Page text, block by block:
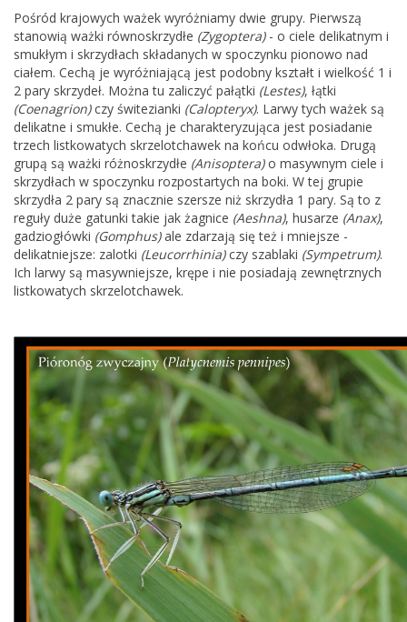
Pośród krajowych ważek wyróżniamy dwie grupy. Pierwszą
stanowią ważki równoskrzydłe (Zygoptera)- o ciele delikatnym i
smukłym i skrzydłach składanych w spoczynku pionowo nad
ciałem. Cechą je wyróżniającą jest podobny kształt i wielkość 1 i
2 pary skrzydeł. Można tu zaliczyć pałątki (Lestes), łątki
(Coenagrion)czy świtezianki (Calopteryx). Larwy tych ważek są
delikatne i smukłe. Cechą je charakteryzująca jest posiadanie
trzech listkowatych skrzelotchawek na końcu odwłoka. Drugą
grupą są ważki różnoskrzydłe (Anisoptera)o masywnym ciele i
skrzydłach w spoczynku rozpostartych na boki. W tej grupie
skrzydła 2 pary są znacznie szersze niż skrzydła 1 pary. Są to z
reguły duże gatunki takie jak żagnice (Aeshna), husarze (Anax),
gadziogłówki (Gomphus)ale zdarzają się też i mniejsze -
delikatniejsze: zalotki (Leucorrhinia)czy szablaki (Sympetrum).
Ich larwy są masywniejsze, krępe i nie posiadają zewnętrznych
listkowatych skrzelotchawek.